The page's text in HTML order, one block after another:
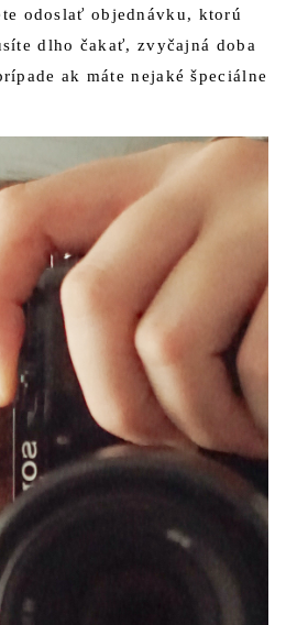
odoslať objednávku, ktorú
dlho čakať, zvyčajná doba
ak máte nejaké špeciálne